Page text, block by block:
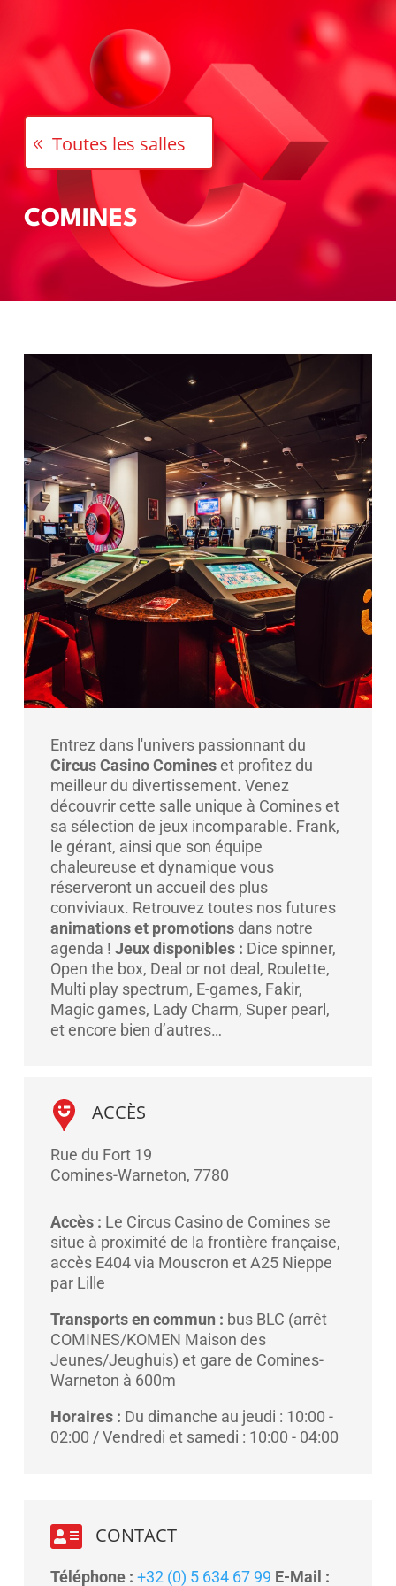
a
Toutes les salles
COMINES
Entrez dans l'univers passionnant du
Circus Casino Comineset profitez du
meilleur du divertissement. Venez
découvrir cette salle unique à Comines et
sa sélection de jeux incomparable. Frank,
le gérant, ainsi que son équipe
chaleureuse et dynamique vous
réserveront un accueil des plus
conviviaux. Retrouvez toutes nos futures
animations et promotionsdans notre
agenda ! Jeux disponibles : Dice spinner,
Open the box, Deal or not deal, Roulette,
Multi play spectrum, E-games, Fakir,
Magic games, Lady Charm, Super pearl,
et encore bien d’autres…
ACCÈS
Rue du Fort 19
Comines-Warneton, 7780
Accès : Le Circus Casino de Comines se
situe à proximité de la frontière française,
accès E404 via Mouscron et A25 Nieppe
par Lille
Transports en commun : bus BLC (arrêt
COMINES/KOMEN Maison des
Jeunes/Jeughuis) et gare de Comines-
Warneton à 600m
Horaires : Du dimanche au jeudi : 10:00 -
02:00 / Vendredi et samedi : 10:00 - 04:00
 CONTACT
Téléphone : +32 (0) 5 634 67 99 E-Mail :